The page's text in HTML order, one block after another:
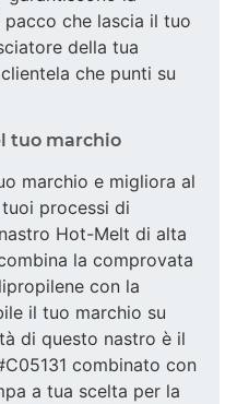
pacco che lascia il tuo
della tua
che punti su
tuo marchio
marchio e migliora al
processi di
Hot-Melt di alta
la comprovata
con la
il tuo marchio su
di questo nastro è il
combinato con
a tua scelta per la